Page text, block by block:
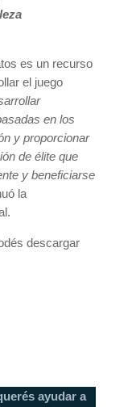
es un recurso
el juego
en los
y proporcionar
de élite que
y beneficiarse
la
descargar
ayudar a